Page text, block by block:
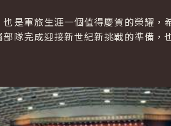
是軍旅生涯一個值得慶賀的榮耀，
隊完成迎接新世紀新挑戰的準備，